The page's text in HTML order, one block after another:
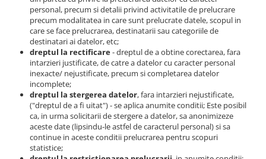
personal, precum si detalii privind activitatile de prelucrare
precum modalitatea in care sunt prelucrate datele, scopul in
care se face prelucrarea, destinatarii sau categoriile de
destinatari ai datelor, etc;
dreptul la rectificare- dreptul de a obtine corectarea, fara
intarzieri justificate, de catre a datelor cu caracter personal
inexacte/ nejustificate, precum si completarea datelor
incomplete;
dreptul la stergerea datelor, fara intarzieri nejustificate,
("dreptul de a fi uitat") - se aplica anumite conditii; Este posibil
ca, in urma solicitarii de stergere a datelor, sa anonimizeze
aceste date (lipsindu-le astfel de caracterul personal) si sa
continue in aceste conditii prelucrarea pentru scopuri
statistice;